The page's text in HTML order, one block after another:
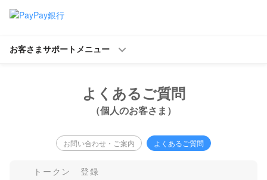
お客さまサポートメニュー
よくあるご質問
（個人のお客さま）
お問い合わせ・ご案内 よくあるご質問